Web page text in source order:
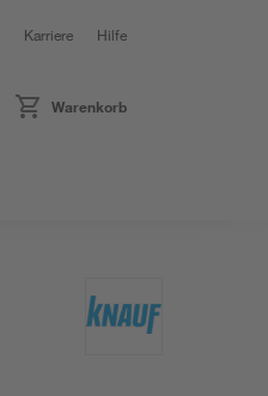
Karriere Hilfe
Warenkorb